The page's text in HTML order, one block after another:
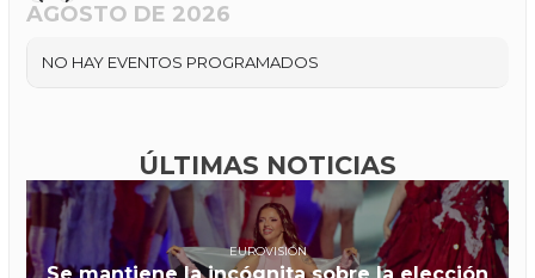
AGOSTO DE 2026
NO HAY EVENTOS PROGRAMADOS
ÚLTIMAS NOTICIAS
EUROVISIÓN